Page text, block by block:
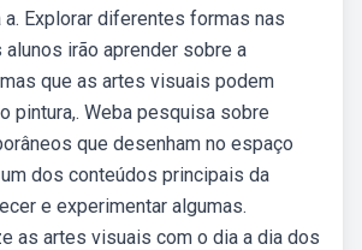
Explorar diferentes formas nas
irão aprender sobre a
que as artes visuais podem
pintura,. Weba pesquisa sobre
que desenham no espaço
dos conteúdos principais da
e experimentar algumas.
as artes visuais com o dia a dia dos